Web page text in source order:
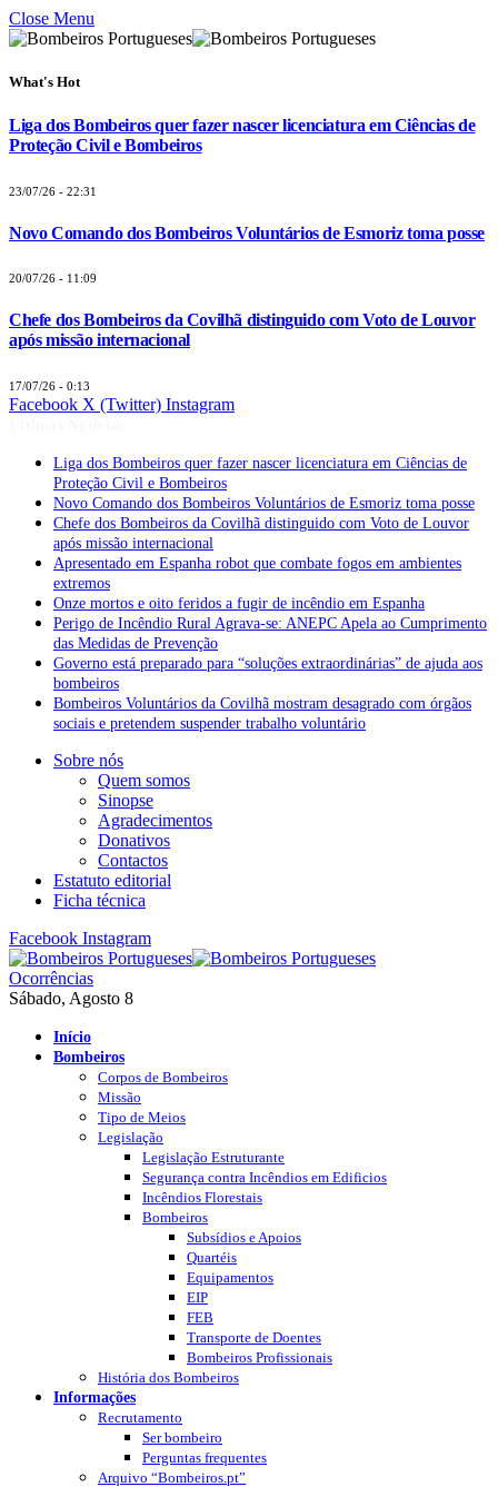
Close Menu
What's Hot
Liga dos Bombeiros quer fazer nascer licenciatura em Ciências de
Proteção Civil e Bombeiros
23/07/26 - 22:31
Novo Comando dos Bombeiros Voluntários de Esmoriz toma posse
20/07/26 - 11:09
Chefe dos Bombeiros da Covilhã distinguido com Voto de Louvor
após missão internacional
17/07/26 - 0:13
Facebook X (Twitter) Instagram
Liga dos Bombeiros quer fazer nascer licenciatura em Ciências de
Proteção Civil e Bombeiros
Novo Comando dos Bombeiros Voluntários de Esmoriz toma posse
Chefe dos Bombeiros da Covilhã distinguido com Voto de Louvor
após missão internacional
Apresentado em Espanha robot que combate fogos em ambientes
extremos
Onze mortos e oito feridos a fugir de incêndio em Espanha
Perigo de Incêndio Rural Agrava-se: ANEPC Apela ao Cumprimento
das Medidas de Prevenção
Governo está preparado para “soluções extraordinárias” de ajuda aos
bombeiros
Bombeiros Voluntários da Covilhã mostram desagrado com órgãos
sociais e pretendem suspender trabalho voluntário
Sobre nós
Quem somos
Sinopse
Agradecimentos
Donativos
Contactos
Estatuto editorial
Ficha técnica
Facebook Instagram
Ocorrências
Sábado, Agosto 8
Início
Bombeiros
Corpos de Bombeiros
Missão
Tipo de Meios
Legislação
Legislação Estruturante
Segurança contra Incêndios em Edificios
Incêndios Florestais
Bombeiros
Subsídios e Apoios
Quartéis
Equipamentos
EIP
FEB
Transporte de Doentes
Bombeiros Profissionais
História dos Bombeiros
Informações
Recrutamento
Ser bombeiro
Perguntas frequentes
Arquivo “Bombeiros.pt”